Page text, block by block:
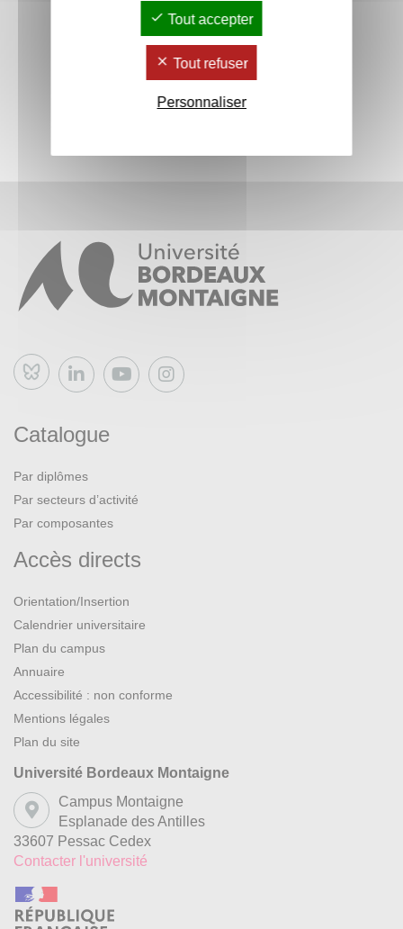
Bluesky
Catalogue
Par diplômes
Par secteurs d’activité
Par composantes
Accès directs
Orientation/Insertion
Calendrier universitaire
Plan du campus
Annuaire
Accessibilité : non conforme
Mentions légales
Plan du site
Université Bordeaux Montaigne
Campus Montaigne
Esplanade des Antilles
33607 Pessac Cedex
Contacter l'université
Tout accepter
Tout refuser
Personnaliser